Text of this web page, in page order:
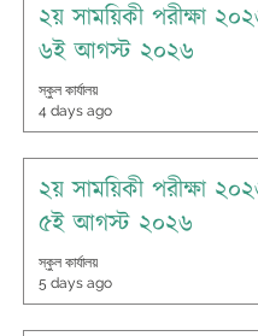
২য় সাময়িকী পরীক্ষা
৬ই আগস্ট ২০২৬
স্কুল কার্যালয়
4 days ago
২য় সাময়িকী পরীক্ষা
৫ই আগস্ট ২০২৬
স্কুল কার্যালয়
5 days ago